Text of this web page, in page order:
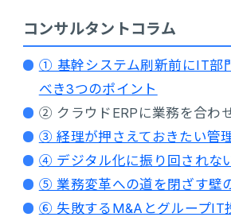
コンサルタントコラム
① 基幹システム刷新前にIT部
べき3つのポイント
② クラウドERPに業務を合わ
③ 経理が押さえておきたい管
④ デジタル化に振り回されな
⑤ 業務変革への道を閉ざす壁
⑥ 失敗するM&AとグループIT